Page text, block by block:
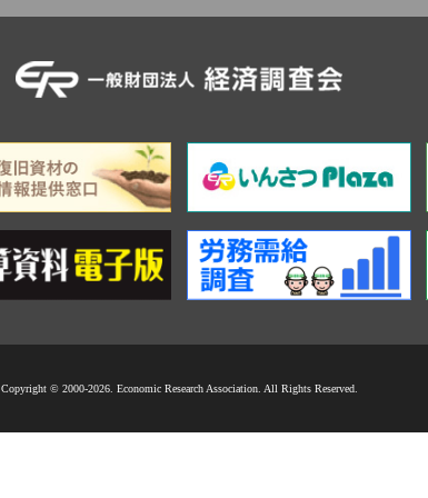
Copyright © 2000-2026. Economic Research Association. All Rights Reserved.